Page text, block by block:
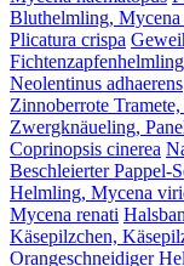
Bluthelmling, Mycena
Plicatura crispa
Neolentinus adhaerens
Zinnoberrote
Zwergknäueling,
Coprinopsis cinerea
Beschleierter Pappel-
Helmling, Mycena
Mycena renati
Käsepilzchen,
Orangeschneidiger